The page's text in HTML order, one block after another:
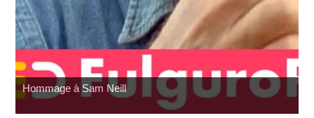
G.I. Joe : SNAKE Armor à prix cassé chez Amazon